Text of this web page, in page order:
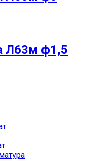
Л63м ф1,5